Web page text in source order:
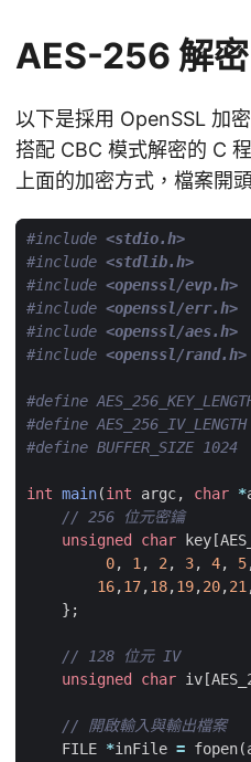
AES-256 解密
以下是採用 OpenSSL 加
搭配 CBC 模式解密的 C
上面的加密方式，檔案開
#include <stdio.h>
#include <stdlib.h>
#include <openssl/evp.h>
#include <openssl/err.h>
#include <openssl/aes.h>
#include <openssl/rand.h>
int main(int argc, char *
unsigned
char key [
0, 1, 2, 3, 4, 5
16,17,18,19,20,21
};
unsigned
char iv [
FILE *inFile = fopen(